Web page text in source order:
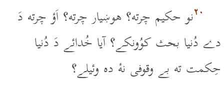
۲۰نو حکيم چرته؟ هوښيار چرته؟ اَؤ چرته دَ
دے دُنيا بحث کوُونکے؟ آيا خُدائے دَ دُنيا
حِکمت ته بے وقوفى نۀ ده وئيلے؟